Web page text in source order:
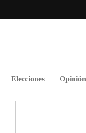
Elecciones Opinión